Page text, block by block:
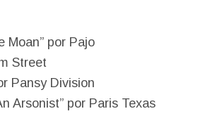
Moan” por Pajo
Street
Pansy Division
Arsonist” por Paris Texas